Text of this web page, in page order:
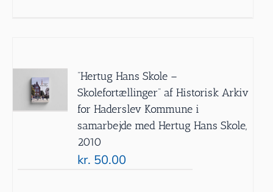
”Hertug Hans Skole –
Skolefortællinger” af Historisk Arkiv
for Haderslev Kommune i
samarbejde med Hertug Hans Skole,
2010
kr. 50.00